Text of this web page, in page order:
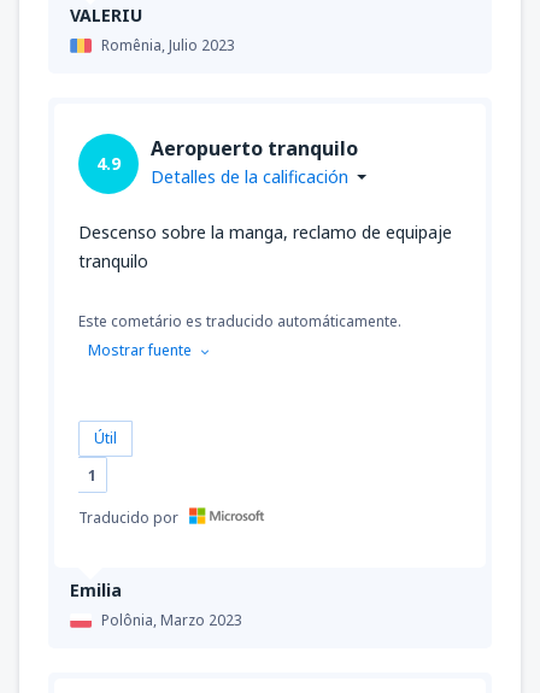
VALERIU
Romênia,Julio 2023
Emilia
Polônia,Marzo 2023
4.9
Aeropuerto tranquilo
Detalles de la calificación
Descenso sobre la manga, reclamo de equipaje
tranquilo
Este cometário es traducido automáticamente.
Mostrar fuente
Útil
1
Traducido por